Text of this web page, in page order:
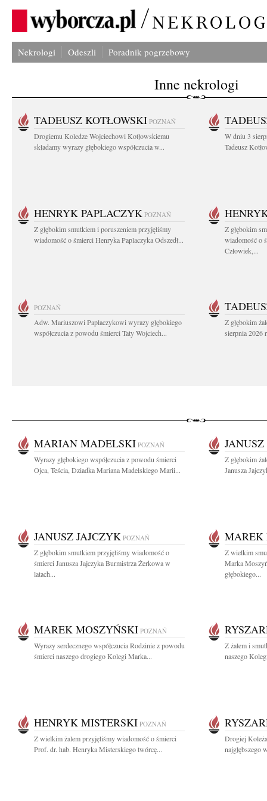
Nekrologi Odeszli Poradnik pogrzebowy
Inne nekrologi
TADEUSZ KOTŁOWSKI POZNAŃ
Drogiemu Koledze Wojciechowi Kotłowskiemu
składamy wyrazy głębokiego współczucia w...
W dniu 3
Tadeusz
HENRYK PAPLACZYK POZNAŃ
Z głębokim smutkiem i poruszeniem przyjęliśmy
wiadomość o śmierci Henryka Paplaczyka Odszedł...
Z głębokim
wiadomość o
Człowiek,...
POZNAŃ
Adw. Mariuszowi Paplaczykowi wyrazy głębokiego
współczucia z powodu śmierci Taty Wojciech...
Z głębokim
sierpnia 2026
MARIAN MADELSKI POZNAŃ
Wyrazy głębokiego współczucia z powodu śmierci
Ojca, Teścia, Dziadka Mariana Madelskiego Marii...
Z głębokim
Janusza
JANUSZ JAJCZYK POZNAŃ
Z głębokim smutkiem przyjęliśmy wiadomość o
śmierci Janusza Jajczyka Burmistrza Żerkowa w
latach...
MAREK
Z wielkim
Marka
głębokiego...
MAREK MOSZYŃSKI POZNAŃ
Wyrazy serdecznego współczucia Rodzinie z powodu
śmierci naszego drogiego Kolegi Marka...
Z żalem i
naszego
HENRYK MISTERSKI POZNAŃ
Z wielkim żalem przyjęliśmy wiadomość o śmierci
Prof. dr. hab. Henryka Misterskiego twórcę...
Drogiej
najgłębszego